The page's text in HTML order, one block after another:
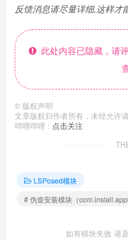
反馈消息请尽量详细,这样才
此处内容已隐藏，请
© 版权声明
文章版权归作者所有，未经允许请
哔哩哔哩 : 点击关注
LSPosed模块
# 伪造安装模块（
如有模块失效 请